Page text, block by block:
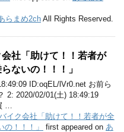
らまめ2ch All Rights Reserved.
会社「助けて！！若者が
ないの！！！」
ID:oqEL/lVr0.net お前ら
2: 2020/02/01(土) 18:49:19
…
バイク会社「助けて！！若者が全
の！！！」
first appeared on あ